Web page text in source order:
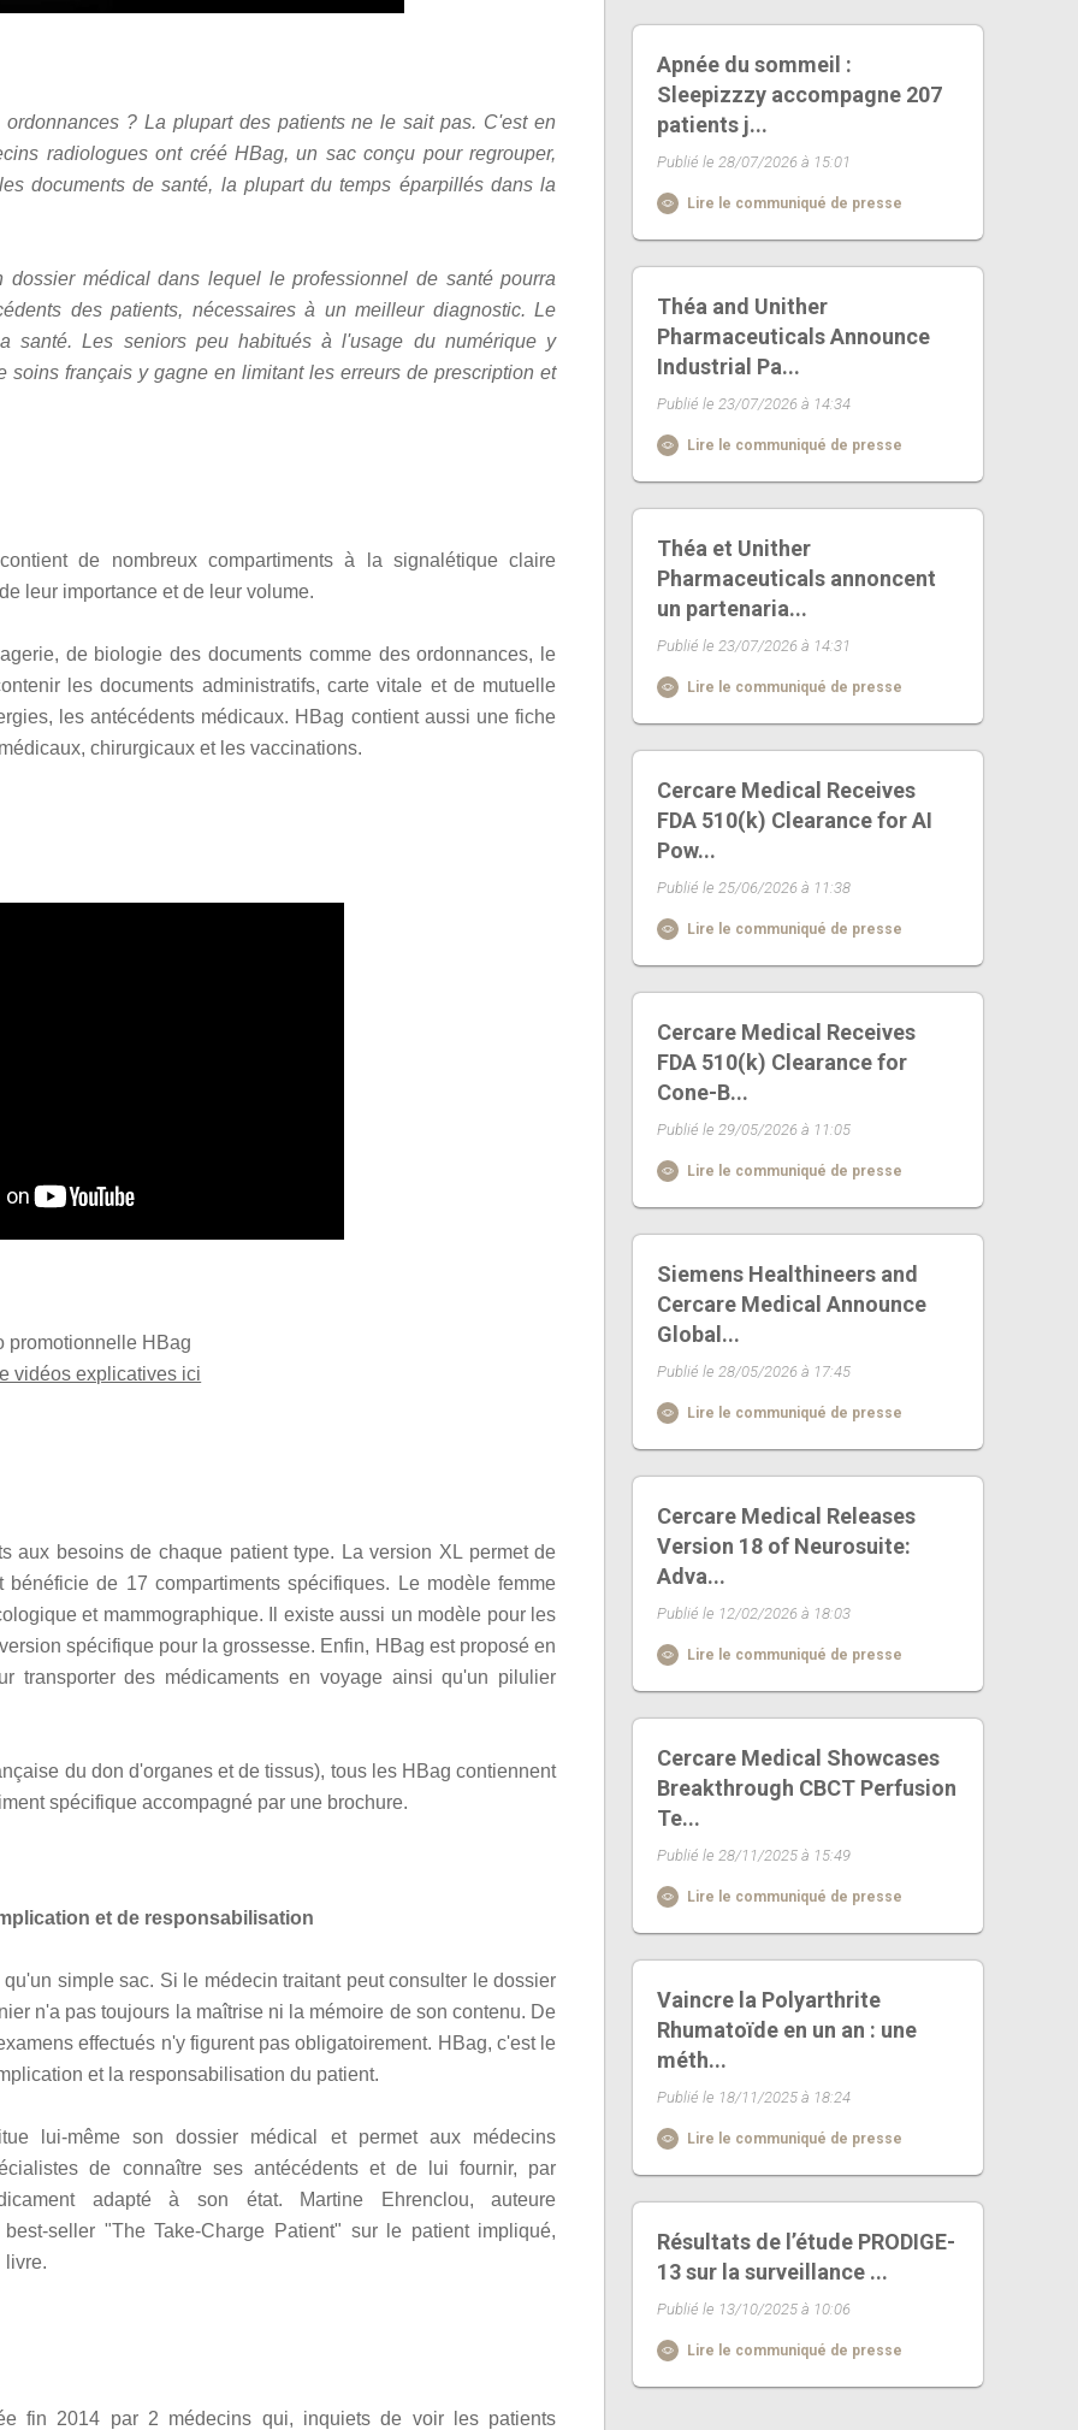
? La plupart des patients ne le sait pas. C'est en
radiologues ont créé HBag, un sac conçu pour regrouper,
documents de santé, la plupart du temps éparpillés dans la
médical dans lequel le professionnel de santé pourra
des patients, nécessaires à un meilleur diagnostic. Le
santé. Les seniors peu habitués à l'usage du numérique y
soins français y gagne en limitant les erreurs de prescription et
de nombreux compartiments à la signalétique claire
leur importance et de leur volume.
de biologie des documents comme des ordonnances, le
les documents administratifs, carte vitale et de mutuelle
les antécédents médicaux. HBag contient aussi une fiche
chirurgicaux et les vaccinations.
promotionnelle HBag
vidéos explicatives ici
aux besoins de chaque patient type. La version XL permet de
de 17 compartiments spécifiques. Le modèle femme
et mammographique. Il existe aussi un modèle pour les
spécifique pour la grossesse. Enfin, HBag est proposé en
transporter des médicaments en voyage ainsi qu'un pilulier
du don d'organes et de tissus), tous les HBag contiennent
spécifique accompagné par une brochure.
et de responsabilisation
simple sac. Si le médecin traitant peut consulter le dossier
n'a pas toujours la maîtrise ni la mémoire de son contenu. De
effectués n'y figurent pas obligatoirement. HBag, c'est le
et la responsabilisation du patient.
lui-même son dossier médical et permet aux médecins
de connaître ses antécédents et de lui fournir, par
adapté à son état. Martine Ehrenclou, auteure
best-seller "The Take-Charge Patient" sur le patient impliqué,
livre.
fin 2014 par 2 médecins qui, inquiets de voir les patients
Apnée du sommeil :
Sleepizzzy accompagne 207
patients j...
Publié le 28/07/2026 à 15:01
Lire le communiqué de presse
Théa and Unither
Pharmaceuticals Announce
Industrial Pa...
Publié le 23/07/2026 à 14:34
Lire le communiqué de presse
Théa et Unither
Pharmaceuticals annoncent
un partenaria...
Publié le 23/07/2026 à 14:31
Lire le communiqué de presse
Cercare Medical Receives
FDA 510(k) Clearance for AI
Pow...
Publié le 25/06/2026 à 11:38
Lire le communiqué de presse
Cercare Medical Receives
FDA 510(k) Clearance for
Cone-B...
Publié le 29/05/2026 à 11:05
Lire le communiqué de presse
Siemens Healthineers and
Cercare Medical Announce
Global...
Publié le 28/05/2026 à 17:45
Lire le communiqué de presse
Cercare Medical Releases
Version 18 of Neurosuite:
Adva...
Publié le 12/02/2026 à 18:03
Lire le communiqué de presse
Cercare Medical Showcases
Breakthrough CBCT Perfusion
Te...
Publié le 28/11/2025 à 15:49
Lire le communiqué de presse
Vaincre la Polyarthrite
Rhumatoïde en un an : une
méth...
Publié le 18/11/2025 à 18:24
Lire le communiqué de presse
Résultats de l’étude PRODIGE-
13 sur la surveillance ...
Publié le 13/10/2025 à 10:06
Lire le communiqué de presse